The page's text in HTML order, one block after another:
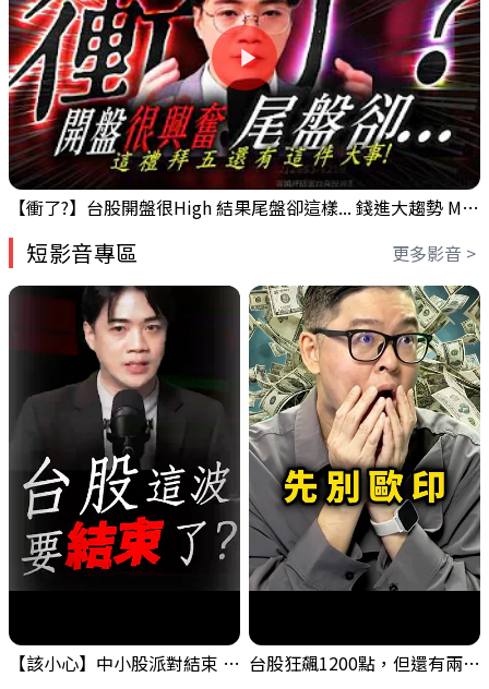
【衝了?】台股開盤很High 結果尾盤卻這樣... 錢進大趨勢 Mr.智霖 陳 2026/08/05
短影音專區 更多影音 >
【該小心】中小股派對結束 ? 關鍵訊號都指向... 台股狂飆1200點，但還有兩關沒過｜Mr.Jimmy高志銘 #台股 #期貨 #加權指數